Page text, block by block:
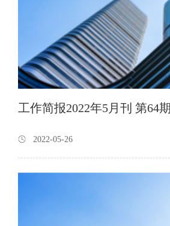
工作简报2022年5月刊 第64期
2022-05-26